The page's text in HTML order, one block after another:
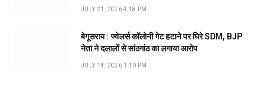
JULY 21, 2026 4:18 PM
बेगूसराय : ज्वेलर्स कॉलोनी गेट हटाने पर घिरे SDM, BJP
नेता ने दलालों से सांठगांठ का लगाया आरोप
JULY 14, 2026 1:10 PM